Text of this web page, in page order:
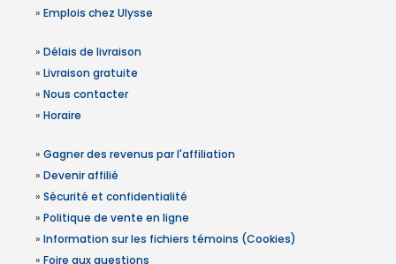
» Emplois chez Ulysse
» Délais de livraison
» Livraison gratuite
» Nous contacter
» Horaire
» Gagner des revenus par l'affiliation
» Devenir affilié
» Sécurité et confidentialité
» Politique de vente en ligne
» Information sur les fichiers témoins (Cookies)
» Foire aux questions